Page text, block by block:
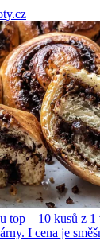
top – 10 kusů z
I cena je